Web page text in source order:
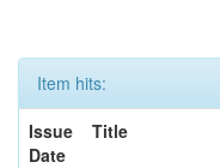
Item hits:
Issue
Date
Title